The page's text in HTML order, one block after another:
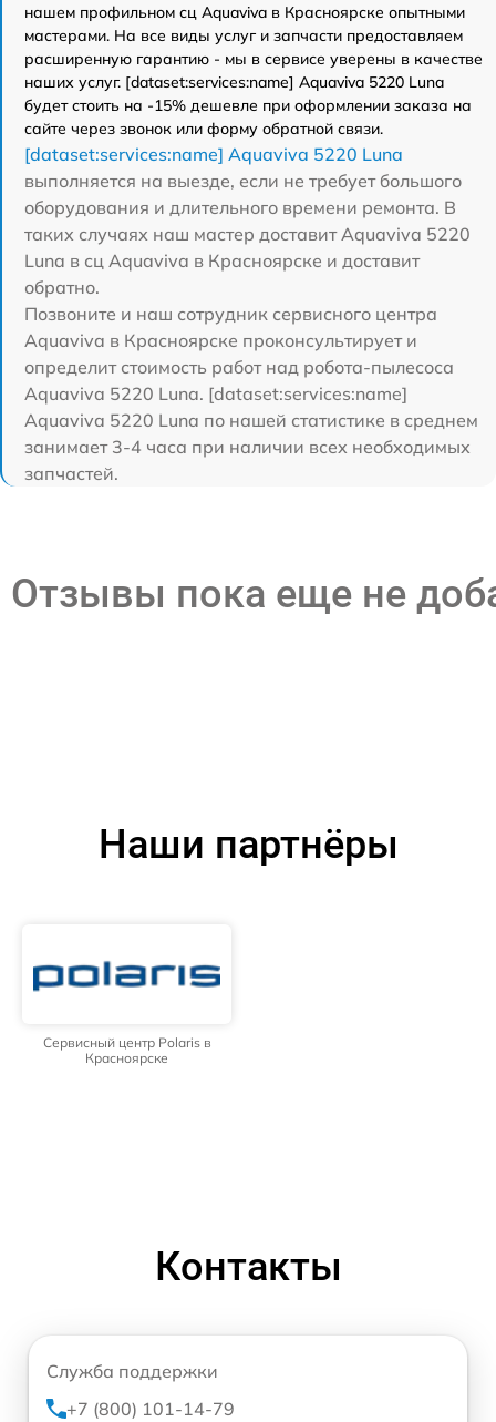
нашем профильном сц Aquaviva в Красноярске опытными
мастерами. На все виды услуг и запчасти предоставляем
расширенную гарантию - мы в сервисе уверены в качестве
наших услуг. [dataset:services:name] Aquaviva 5220 Luna
будет стоить на -15% дешевле при оформлении заказа на
сайте через звонок или форму обратной связи.
[dataset:services:name] Aquaviva 5220 Luna
выполняется на выезде, если не требует большого
оборудования и длительного времени ремонта. В
таких случаях наш мастер доставит Aquaviva 5220
Luna в сц Aquaviva в Красноярске и доставит
обратно.
Позвоните и наш сотрудник сервисного центра
Aquaviva в Красноярске проконсультирует и
определит стоимость работ над робота-пылесоса
Aquaviva 5220 Luna. [dataset:services:name]
Aquaviva 5220 Luna по нашей статистике в среднем
занимает 3-4 часа при наличии всех необходимых
запчастей.
Отзывы пока еще не
Наши партнёры
Сервисный центр Polaris в
Красноярске
Контакты
Служба поддержки
+7 (800) 101-14-79